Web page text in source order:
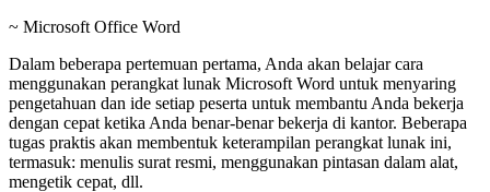
~ Microsoft Office Word
Dalam beberapa pertemuan pertama, Anda akan belajar cara
menggunakan perangkat lunak Microsoft Word untuk menyaring
pengetahuan dan ide setiap peserta untuk membantu Anda bekerja
dengan cepat ketika Anda benar-benar bekerja di kantor. Beberapa
tugas praktis akan membentuk keterampilan perangkat lunak ini,
termasuk: menulis surat resmi, menggunakan pintasan dalam alat,
mengetik cepat, dll.